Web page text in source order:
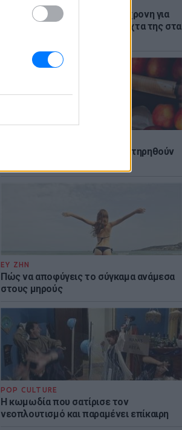
Στον εισαγγελέα σήμερα η 46χρονη για
την επίθεση στη Marfin - η νύχτα της στα
6 φρούτα που μπορουν να διατηρηθούν
ΕΥ ΖΗΝ
Πώς να αποφύγεις το σύγκαμα ανάμεσα
στους μηρούς
POP CULTURE
Η κωμωδία που σατίρισε τον
νεοπλουτισμό και παραμένει επίκαιρη